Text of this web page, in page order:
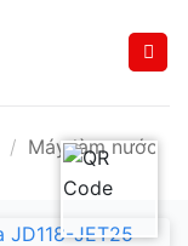
/ Máy làm nước